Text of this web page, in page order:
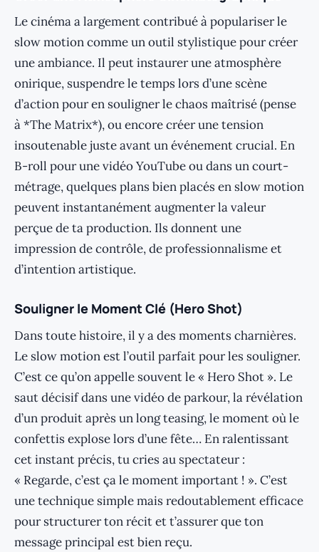
Le cinéma a largement contribué à populariser le
slow motion comme un outil stylistique pour créer
une ambiance. Il peut instaurer une atmosphère
onirique, suspendre le temps lors d’une scène
d’action pour en souligner le chaos maîtrisé (pense
à *The Matrix*), ou encore créer une tension
insoutenable juste avant un événement crucial. En
B-roll pour une vidéo YouTube ou dans un court-
métrage, quelques plans bien placés en slow motion
peuvent instantanément augmenter la valeur
perçue de ta production. Ils donnent une
impression de contrôle, de professionnalisme et
d’intention artistique.
Souligner le Moment Clé (Hero Shot)
Dans toute histoire, il y a des moments charnières.
Le slow motion est l’outil parfait pour les souligner.
C’est ce qu’on appelle souvent le « Hero Shot ». Le
saut décisif dans une vidéo de parkour, la révélation
d’un produit après un long teasing, le moment où le
confettis explose lors d’une fête… En ralentissant
cet instant précis, tu cries au spectateur :
« Regarde, c’est ça le moment important ! ». C’est
une technique simple mais redoutablement efficace
pour structurer ton récit et t’assurer que ton
message principal est bien reçu.